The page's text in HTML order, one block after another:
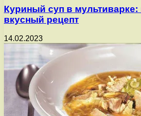
Куриный суп в мультиварке:
вкусный рецепт
14.02.2023